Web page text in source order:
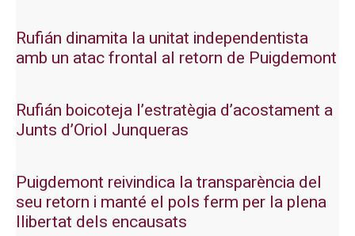
Rufián dinamita la unitat independentista
amb un atac frontal al retorn de Puigdemont
Rufián boicoteja l’estratègia d’acostament a
Junts d’Oriol Junqueras
Puigdemont reivindica la transparència del
seu retorn i manté el pols ferm per la plena
llibertat dels encausats